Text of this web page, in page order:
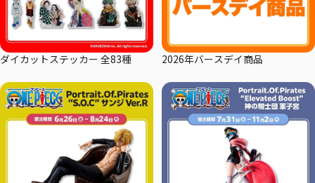
ダイカットステッカー 全83種 2026年バースデイ商品